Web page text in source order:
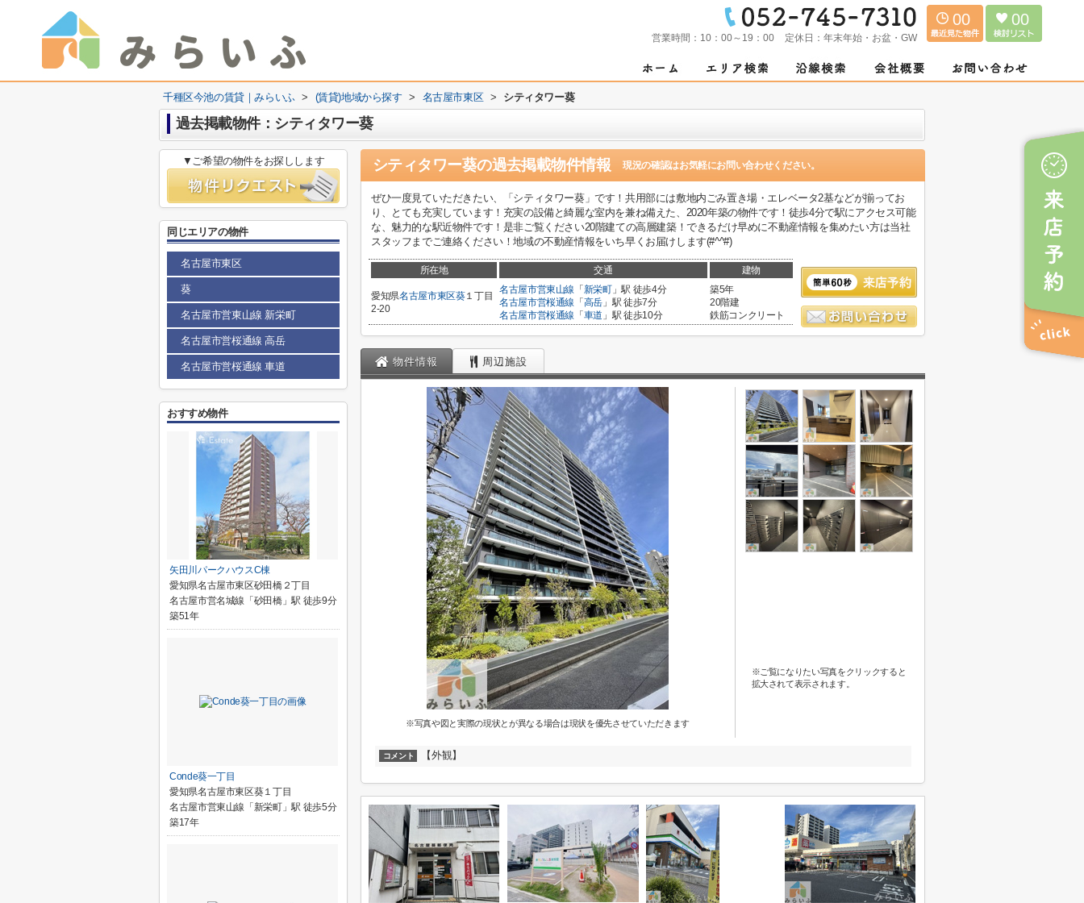
営業時間： 10：00～19：00 定休日： 年末年始・お盆・GW
00 00
千種区今池の賃貸｜みらいふ > (賃貸)地域から探す > 名古屋市東区 > シティタワー葵
過去掲載物件：シティタワー葵
シティタワー葵の過去掲載物件情報 現況の確認はお気軽にお問い合わせください。
ぜひ一度見ていただきたい、「シティタワー葵」です！共用部には敷地内ごみ置き場・エレベータ2基などが揃ってお
り、とても充実しています！充実の設備と綺麗な室内を兼ね備えた、2020年築の物件です！徒歩4分で駅にアクセス可能
な、魅力的な駅近物件です！是非ご覧ください20階建ての高層建築！できるだけ早めに不動産情報を集めたい方は当社
スタッフまでご連絡ください！地域の不動産情報をいち早くお届けします(#^^#)
所在地 交通 建物
愛知県名古屋市東区葵１丁目
2-20
名古屋市営東山線 「 新栄町」駅 徒歩4分
名古屋市営桜通線 「 高岳 」駅 徒歩7分
名古屋市営桜通線 「 車道 」駅 徒歩10分
築5年
20階建
鉄筋コンクリート
物件情報 周辺施設
※写真や図と実際の現状とが異なる場合は現状を優先させていただきます
※ご覧になりたい写真をクリックすると
拡大されて表示されます。
コメント 【外観】
▼ご希望の物件をお探しします
同じエリアの物件
名古屋市東区
葵
名古屋市営東山線 新栄町
名古屋市営桜通線 高岳
名古屋市営桜通線 車道
おすすめ物件
矢田川パークハウスC棟
愛知県名古屋市東区砂田橋２丁目
名古屋市営名城線「砂田橋」駅 徒歩9分
築51年
Conde葵一丁目
愛知県名古屋市東区葵１丁目
名古屋市営東山線「新栄町」駅 徒歩5分
築17年